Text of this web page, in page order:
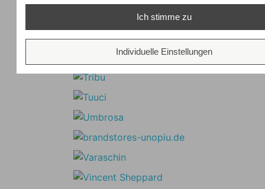
Ich stimme zu
Individuelle Einstellungen